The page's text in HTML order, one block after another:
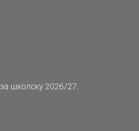
школску 2026/27.